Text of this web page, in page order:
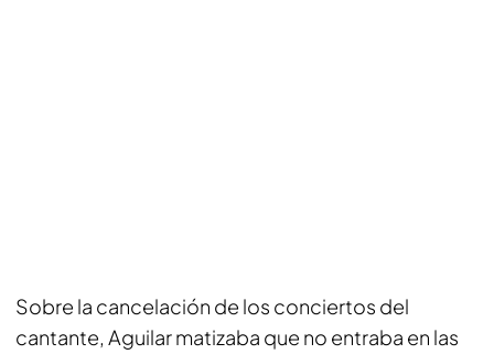
Sobre la cancelación de los conciertos del
cantante, Aguilar matizaba que no entraba en las